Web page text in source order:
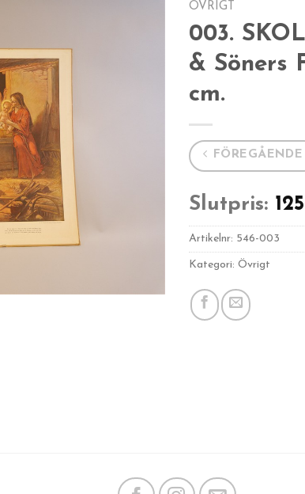
ÖVRIGT
003.
& Söners
cm.
FÖREGÅENDE
Slutpris: 125
Artikelnr: 546-003
Kategori: Övrigt